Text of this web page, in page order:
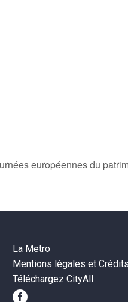
européennes du
La Metro
Mentions légales et Crédits
Téléchargez CityAll